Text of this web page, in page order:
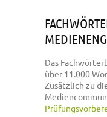
Das
über 11.000
Zusätzlich zu